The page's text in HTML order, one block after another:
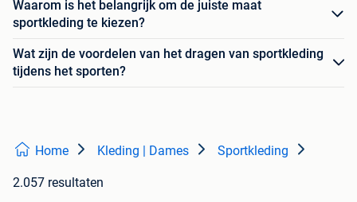
Waarom is het belangrijk om de juiste maat
sportkleding te kiezen?
Wat zijn de voordelen van het dragen van sportkleding
tijdens het sporten?
Home Kleding | Dames Sportkleding
2.057 resultaten